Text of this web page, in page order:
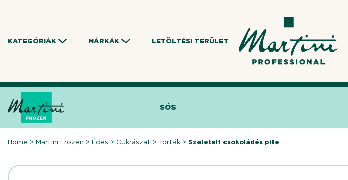
KATEGÓRIÁK MÁRKÁK LETÖLTÉSI TERÜLET
SÓS
Home >Martini Frozen >Édes > Cukrászat >Torták >Szeletelt csokoládés pite